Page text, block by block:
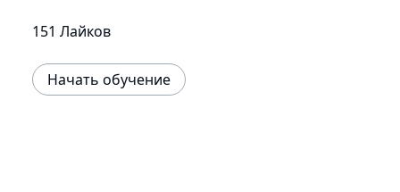
151 Лайков
Начать обучение